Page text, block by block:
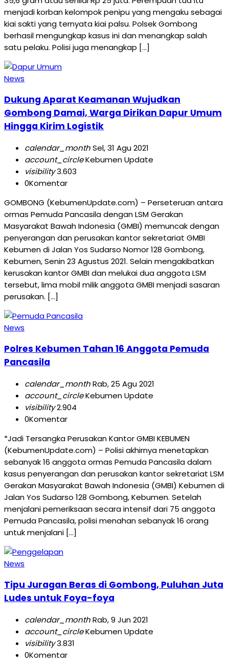
menjadi korban kelompok penipu yang mengaku sebagai
kiai sakti yang ternyata kiai palsu. Polsek Gombong
berhasil mengungkap kasus ini dan menangkap salah
satu pelaku. Polisi juga menangkap […]
News
Dukung Aparat Keamanan Wujudkan
Gombong Damai, Warga Dirikan Dapur Umum
Hingga Kirim Logistik
calendar_monthSel, 31 Agu 2021
account_circleKebumen Update
visibility3.603
0Komentar
GOMBONG (KebumenUpdate.com) – Perseteruan antara
ormas Pemuda Pancasila dengan LSM Gerakan
Masyarakat Bawah Indonesia (GMBI) memuncak dengan
penyerangan dan perusakan kantor sekretariat GMBI
Kebumen di Jalan Yos Sudarso Nomor 128 Gombong,
Kebumen, Senin 23 Agustus 2021. Selain mengakibatkan
kerusakan kantor GMBI dan melukai dua anggota LSM
tersebut, lima mobil milik anggota GMBI menjadi sasaran
perusakan. […]
News
Polres Kebumen Tahan 16 Anggota Pemuda
Pancasila
calendar_monthRab, 25 Agu 2021
account_circleKebumen Update
visibility2.904
0Komentar
*Jadi Tersangka Perusakan Kantor GMBI KEBUMEN
(KebumenUpdate.com) – Polisi akhirnya menetapkan
sebanyak 16 anggota ormas Pemuda Pancasila dalam
kasus penyerangan dan perusakan kantor sekretariat LSM
Gerakan Masyarakat Bawah Indonesia (GMBI) Kebumen di
Jalan Yos Sudarso 128 Gombong, Kebumen. Setelah
menjalani pemeriksaan secara intensif dari 75 anggota
Pemuda Pancasila, polisi menahan sebanyak 16 orang
untuk menjalani […]
News
Tipu Juragan Beras di Gombong, Puluhan Juta
Ludes untuk Foya-foya
calendar_monthRab, 9 Jun 2021
account_circleKebumen Update
visibility3.831
0Komentar